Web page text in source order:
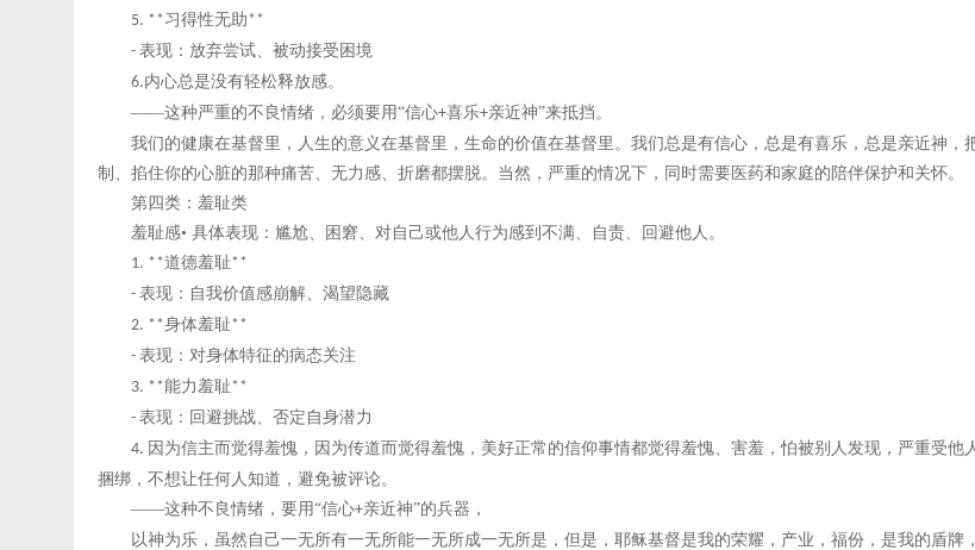
5. **习得性无助**
- 表现：放弃尝试、被动接受困境
6.内心总是没有轻松释放感。
——这种严重的不良情绪，必须要用“信心+喜乐+亲近神”来抵挡。
我们的健康在基督里，人生的意义在基督里，生命的价值在基督里。我们总是有信心，总是有喜乐，总是亲近神，
制、掐住你的心脏的那种痛苦、无力感、折磨都摆脱。当然，严重的情况下，同时需要医药和家庭的陪伴保护和关怀。
第四类：羞耻类
羞耻感• 具体表现：尴尬、困窘、对自己或他人行为感到不满、自责、回避他人。
1. **道德羞耻**
- 表现：自我价值感崩解、渴望隐藏
2. **身体羞耻**
- 表现：对身体特征的病态关注
3. **能力羞耻**
- 表现：回避挑战、否定自身潜力
4. 因为信主而觉得羞愧，因为传道而觉得羞愧，美好正常的信仰事情都觉得羞愧、害羞，怕被别人发现，严重受他
捆绑，不想让任何人知道，避免被评论。
——这种不良情绪，要用“信心+亲近神”的兵器，
以神为乐，虽然自己一无所有一无所能一无所成一无所是，但是，耶稣基督是我的荣耀，产业，福份，是我的盾牌